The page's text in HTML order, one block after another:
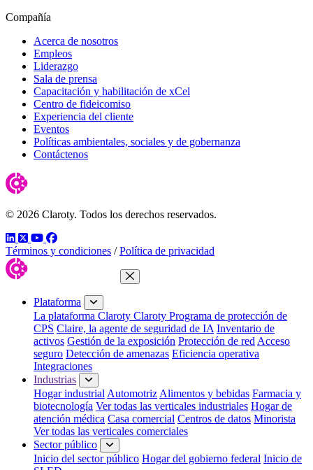
Compañía
Acerca de nosotros
Empleos
Liderazgo
Sala de prensa
Capacitación y habilitación de xCel
Centro de fideicomiso
Experiencia del cliente
Eventos
Políticas ambientales, sociales y de gobernanza
Contáctenos
© 2026 Claroty. Todos los derechos reservados.
LinkedIn
TwitterYouTube
Facebook
Términos y condiciones / Política de privacidad
Cerrar menú
Plataforma
La plataforma Claroty Claroty Programa de protección de
CPS Claire, la agente de seguridad de IA Inventario de
activos Gestión de la exposición Protección de red Acceso
seguro Detección de amenazas Eficiencia operativa
Integraciones
Industrias
Hogar industrial Automotriz Alimentos y bebidas Farmacia y
biotecnología Ver todas las verticales industriales Hogar de
atención médica Casa comercial Centros de datos Minorista
Ver todas las verticales comerciales
Sector público
Inicio del sector público Hogar del gobierno federal Inicio de